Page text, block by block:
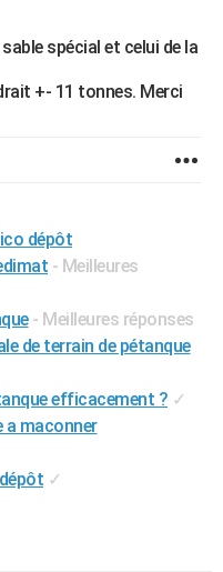
spécial et celui de la
+- 11 tonnes. Merci
dépôt
- Meilleures
- Meilleures réponses
de terrain de pétanque
efficacement ? ✓
a maconner
✓